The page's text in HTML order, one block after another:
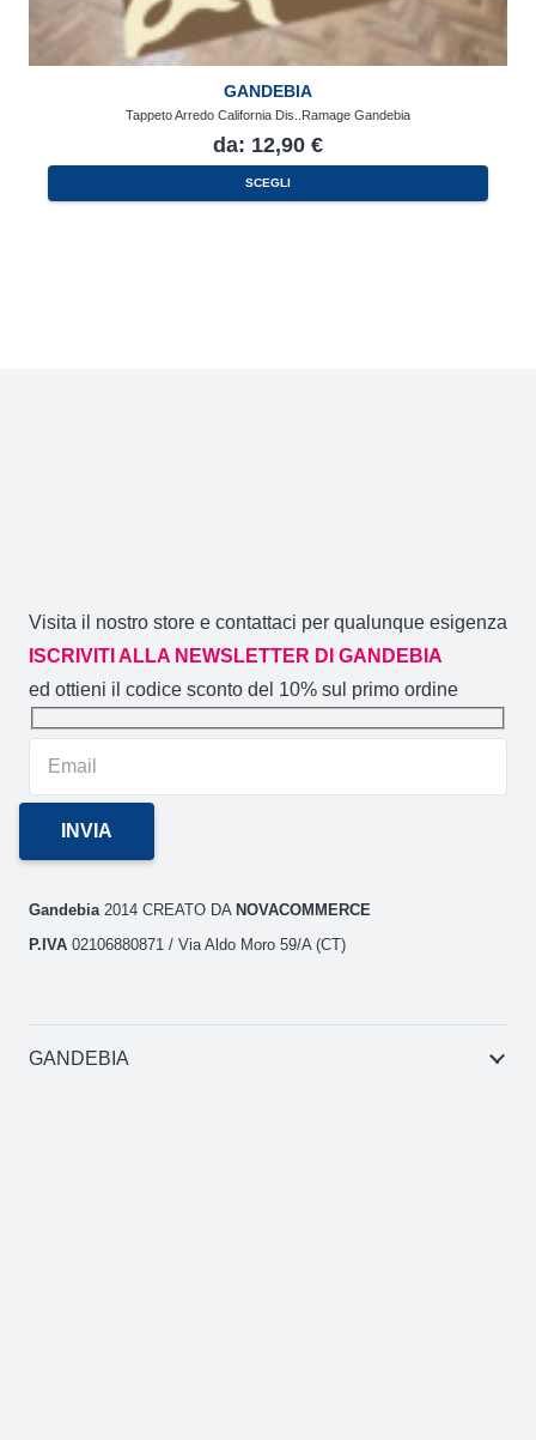
GANDEBIA
Tappeto Arredo California Dis..Ramage Gandebia
da: 12,90 €
SCEGLI
Questo
Visita il nostro store e contattaci per qualunque esigenza
ISCRIVITI ALLA NEWSLETTER DI GANDEBIA
ed ottieni il codice sconto del 10% sul primo ordine
Gandebia 2014 CREATO DA NOVACOMMERCE
P.IVA 02106880871 / Via Aldo Moro 59/A (CT)
GANDEBIA